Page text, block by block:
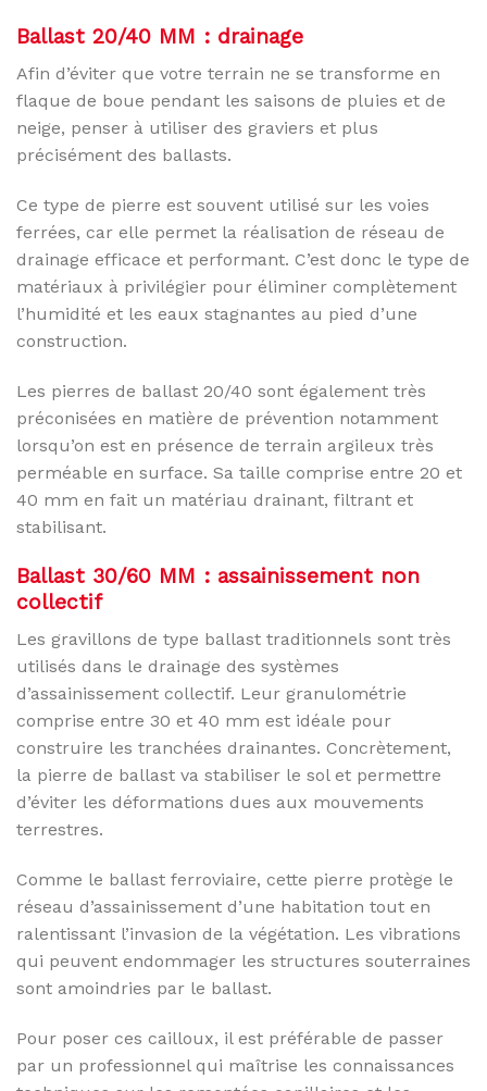
Ballast 20/40 MM : drainage
Afin d’éviter que votre terrain ne se transforme en
flaque de boue pendant les saisons de pluies et de
neige, penser à utiliser des graviers et plus
précisément des ballasts.
Ce type de pierre est souvent utilisé sur les voies
ferrées, car elle permet la réalisation de réseau de
drainage efficace et performant. C’est donc le type de
matériaux à privilégier pour éliminer complètement
l’humidité et les eaux stagnantes au pied d’une
construction.
Les pierres de ballast 20/40 sont également très
préconisées en matière de prévention notamment
lorsqu’on est en présence de terrain argileux très
perméable en surface. Sa taille comprise entre 20 et
40 mm en fait un matériau drainant, filtrant et
stabilisant.
Ballast 30/60 MM : assainissement non
collectif
Les gravillons de type ballast traditionnels sont très
utilisés dans le drainage des systèmes
d’assainissement collectif. Leur granulométrie
comprise entre 30 et 40 mm est idéale pour
construire les tranchées drainantes. Concrètement,
la pierre de ballast va stabiliser le sol et permettre
d’éviter les déformations dues aux mouvements
terrestres.
Comme le ballast ferroviaire, cette pierre protège le
réseau d’assainissement d’une habitation tout en
ralentissant l’invasion de la végétation. Les vibrations
qui peuvent endommager les structures souterraines
sont amoindries par le ballast.
Pour poser ces cailloux, il est préférable de passer
par un professionnel qui maîtrise les connaissances